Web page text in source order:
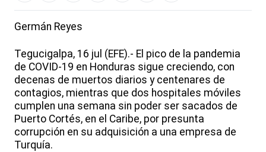
Germán Reyes
Tegucigalpa, 16 jul (EFE).- El pico de la pandemia
de COVID-19 en Honduras sigue creciendo, con
decenas de muertos diarios y centenares de
contagios, mientras que dos hospitales móviles
cumplen una semana sin poder ser sacados de
Puerto Cortés, en el Caribe, por presunta
corrupción en su adquisición a una empresa de
Turquía.